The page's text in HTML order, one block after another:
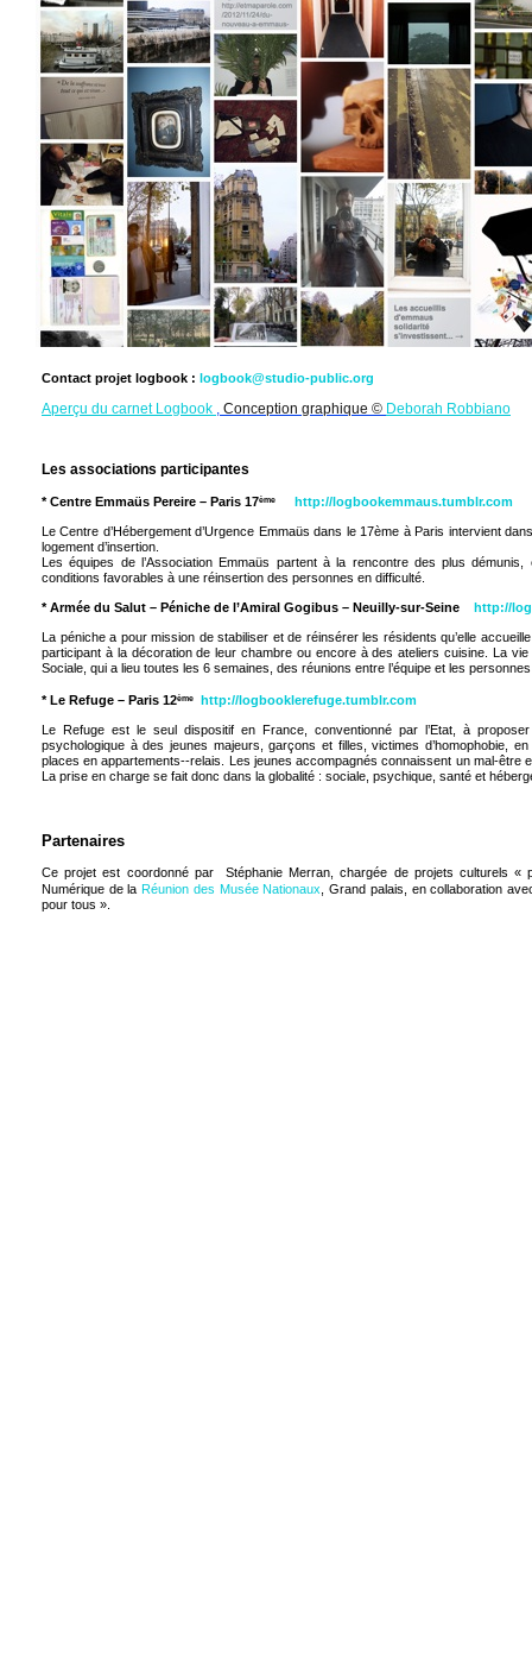
Contact projet logbook : logbook@studio-public.org
Aperçu du carnet Logbook , Conception graphique © Deborah Robbiano
Les associations participantes
* Centre Emmaüs Pereire – Paris 17ème http://logbookemmaus.tumblr.com
Le Centre d’Hébergement d’Urgence Emmaüs dans le 17ème à Paris intervient
logement d’insertion.
Les équipes de l’Association Emmaüs partent à la rencontre des plus
conditions favorables à une réinsertion des personnes en difficulté.
* Armée du Salut – Péniche de l’Amiral Gogibus – Neuilly-sur-Seine http://
La péniche a pour mission de stabiliser et de réinsérer les résidents qu’elle
participant à la décoration de leur chambre ou encore à des ateliers cuisine. La
Sociale, qui a lieu toutes les 6 semaines, des réunions entre l’équipe et les
*Le Refuge – Paris 12ème http://logbooklerefuge.tumblr.com
Le Refuge est le seul dispositif en France, conventionné par l’Etat, à
psychologique à des jeunes majeurs, garçons et filles, victimes d’homophobie,
places en appartements-­‐relais. Les jeunes accompagnés connaissent un mal‐être
La prise en charge se fait donc dans la globalité : sociale, psychique, santé et
Partenaires
Ce projet est coordonné par Stéphanie Merran, chargée de projets culturels «
Numérique de laRéunion des MuséeNationaux
, Grand palais, en collaboration
pour tous ».